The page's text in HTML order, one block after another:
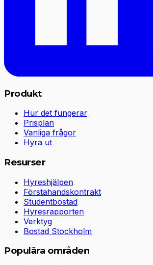
Produkt
Hur det fungerar
Prisplan
Vanliga frågor
Hyra ut
Resurser
Hyreshjälpen
Förstahandskontrakt
Studentbostad
Hyresrapporten
Verktyg
Bostad Stockholm
Populära områden